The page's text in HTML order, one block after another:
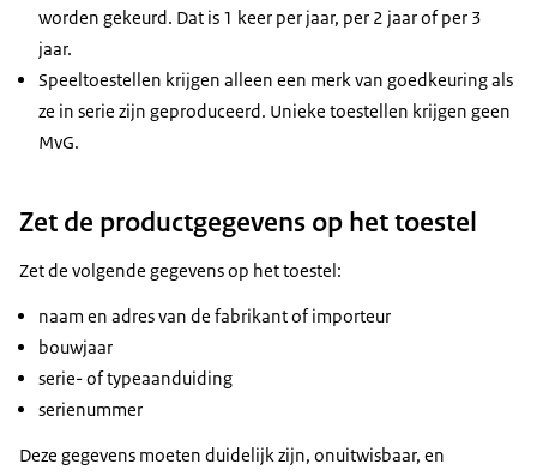
worden gekeurd. Dat is 1 keer per jaar, per 2 jaar of per 3
jaar.
Speeltoestellen krijgen alleen een merk van goedkeuring als
ze in serie zijn geproduceerd. Unieke toestellen krijgen geen
MvG.
Zet de productgegevens op het toestel
Zet de volgende gegevens op het toestel:
naam en adres van de fabrikant of importeur
bouwjaar
serie- of typeaanduiding
serienummer
Deze gegevens moeten duidelijk zijn, onuitwisbaar, en